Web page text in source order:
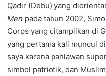
Qadir (Debu) yang
Men pada tahun 2002,
Corps yang ditampilkan di
yang pertama kali muncul di
saya karena pahlawan
simbol patriotik, dan